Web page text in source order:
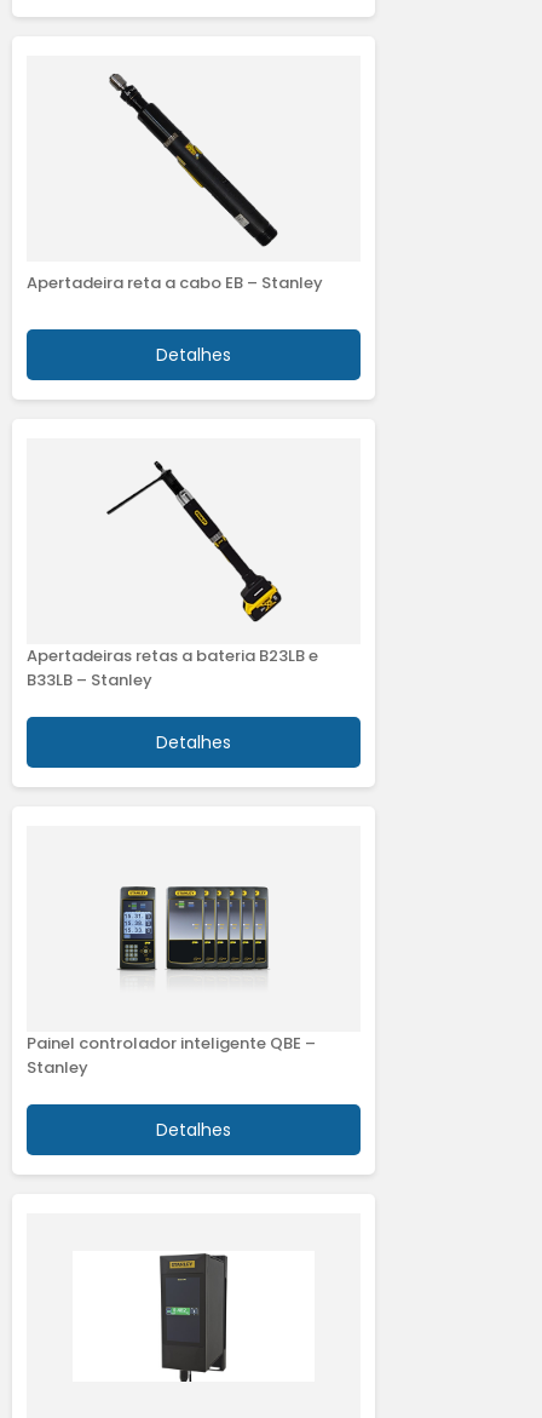
Apertadeira reta a cabo EB – Stanley
Detalhes
Apertadeiras retas a bateria B23LB e
B33LB – Stanley
Detalhes
Painel controlador inteligente QBE –
Stanley
Detalhes